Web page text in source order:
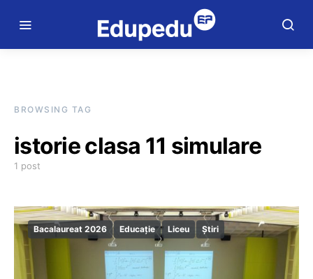
BROWSING TAG
istorie clasa 11 simulare
1 post
Bacalaureat 2026 Educație Liceu Știri